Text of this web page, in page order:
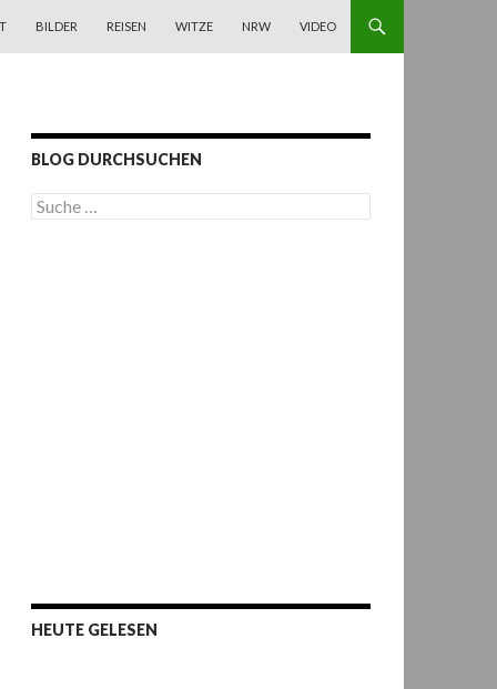
BILDER REISEN WITZE NRW VIDEO
BLOG DURCHSUCHEN
S
u
HEUTE GELESEN